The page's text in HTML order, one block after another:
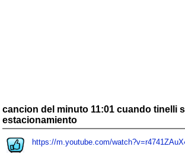
cancion del minuto 11:01 cuando tinelli
estacionamiento
https://m.youtube.com/